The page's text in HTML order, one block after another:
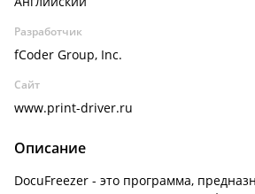
Разработчик
fCoder Group, Inc.
Сайт
www.print-driver.ru
Описание
DocuFreezer - это программа,